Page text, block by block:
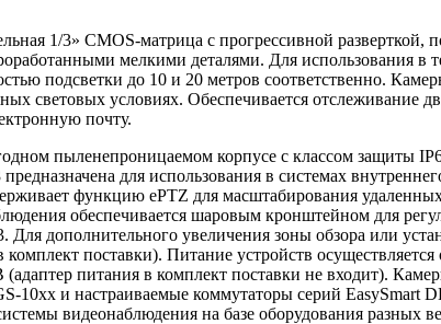
1/3» CMOS-матрица с прогрессивной
мелкими деталями. Для использования в
подсветки до 10 и 20 метров соответственно.
световых условиях. Обеспечивается отслеживание
почту.
пыленепроницаемом корпусе с классом защиты
для использования в системах
функцию ePTZ для масштабирования
обеспечивается шаровым кронштейном для
Для дополнительного увеличения зоны обзора или
поставки). Питание устройств
питания в комплект поставки не входит).
10xx и настраиваемые коммутаторы серий EasySmart
видеонаблюдения на базе оборудования разных